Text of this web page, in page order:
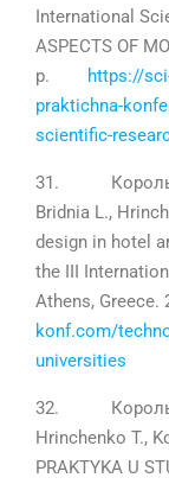
International
ASPECTS OF
p.
https://
praktichna-
scientific-
31. Король
Bridnia L.,
design in hotel
the III
Athens,
konf.com/
universities
32. Король
Hrinchenko T.,
PRAKTYKA U